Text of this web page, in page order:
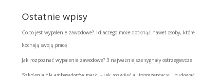
Ostatnie wpisy
Co to jest wypalenie zawodowe? I dlaczego może dotknąć nawet osoby, które
kochają swoją pracę
Jak rozpoznać wypalenie zawodowe? 3 najważniejsze sygnały ostrzegawcze